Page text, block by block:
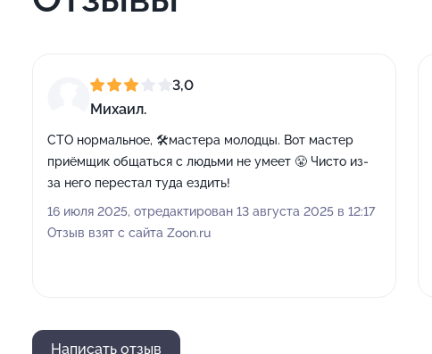
3,0
Михаил.
СТО нормальное, 🛠️мастера молодцы. Вот мастер
приёмщик общаться с людьми не умеет 😤 Чисто из-
за него перестал туда ездить!
16 июля 2025, отредактирован 13 августа 2025 в 12:17
Отзыв взят с сайта Zoon.ru
Написать отзыв